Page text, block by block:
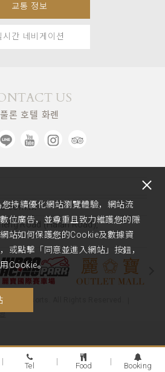
교통 정보
시간 네비게이션
US
풀론 호텔 화롄
Road (Haian Road),
& Resorts. All Rights Reserved.
持續優化網站瀏覽體驗，網站流
位廣告，並尊重且致力維護您的隱
站如何保護您的Cookie及數據資
，或點擊「同意並進入網站」按鈕，
Cookie。
Tel Food Booking